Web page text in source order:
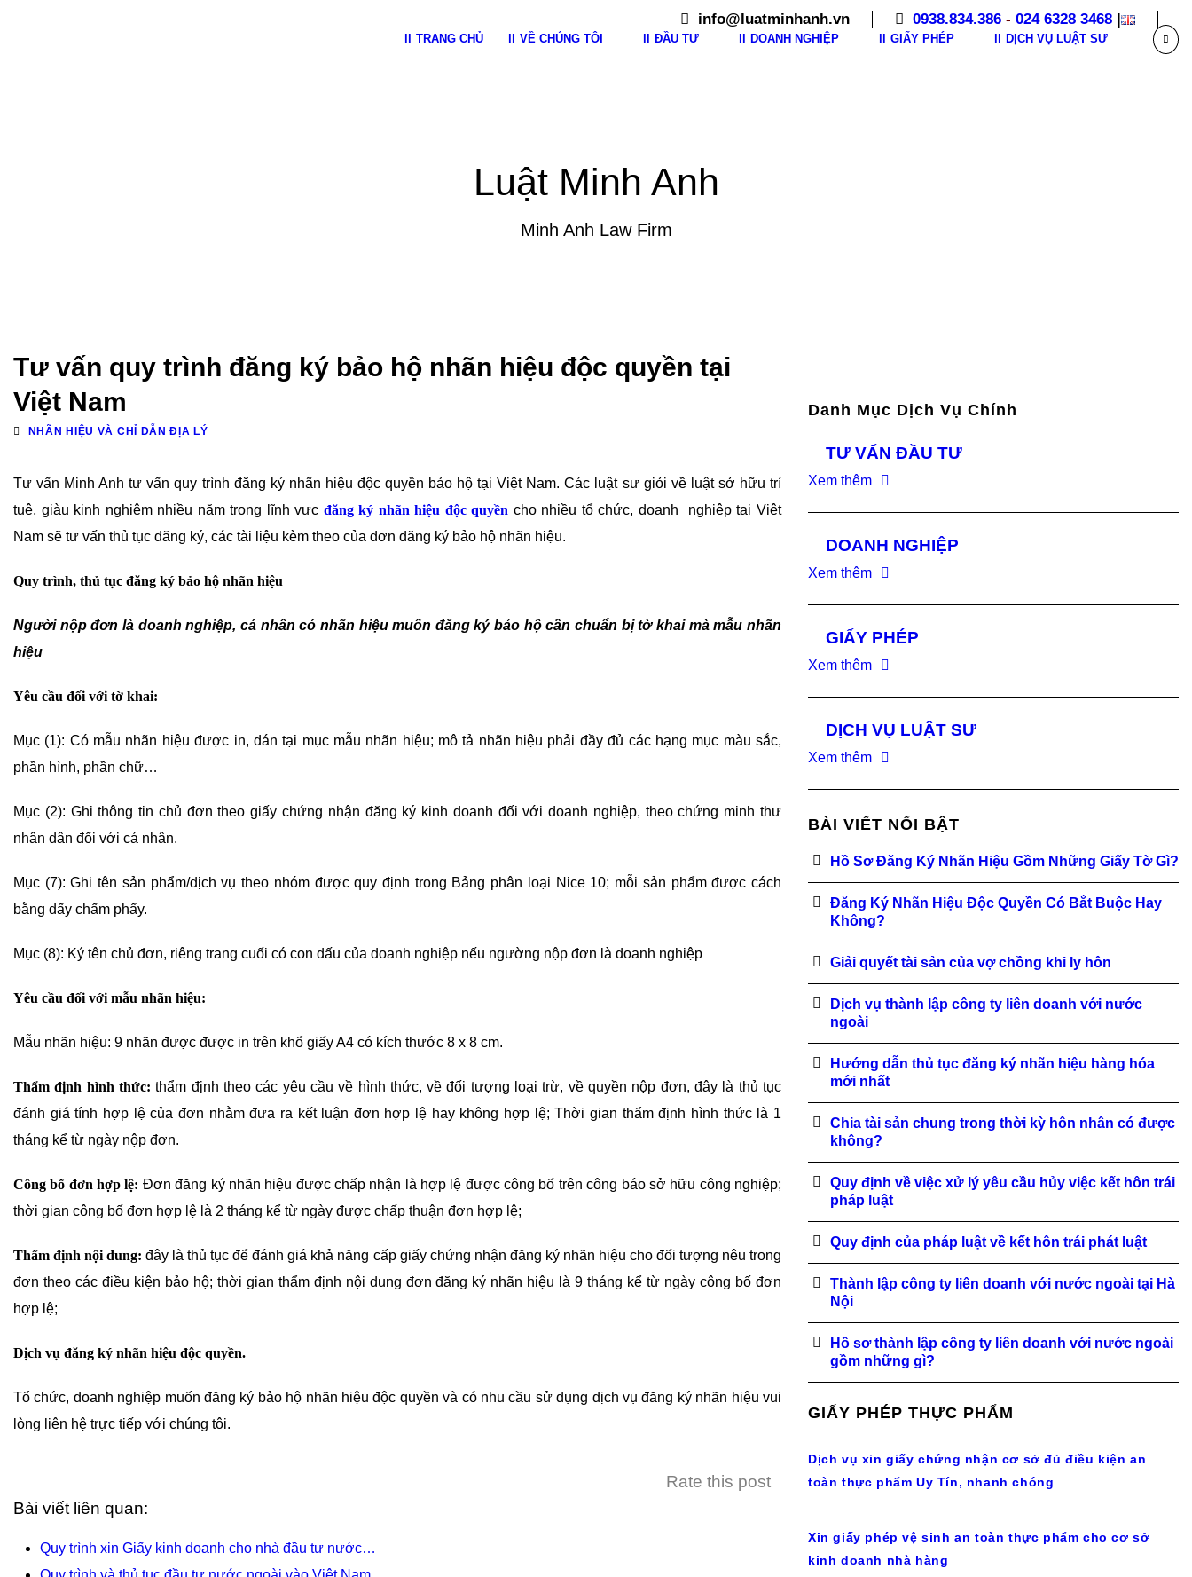
info@luatminhanh.vn 0938.834.386 - 024 6328 3468 |
TRANG CHỦ VỀ CHÚNG TÔI ĐẦU TƯ DOANH NGHIỆP GIẤY PHÉP DỊCH VỤ LUẬT SƯ
Luật Minh Anh
Minh Anh Law Firm
Tư vấn quy trình đăng ký bảo hộ nhãn hiệu độc quyền tại
Việt Nam
NHÃN HIỆU VÀ CHỈ DẪN ĐỊA LÝ
Tư vấn Minh Anh tư vấn quy trình đăng ký nhãn hiệu độc quyền bảo hộ tại Việt Nam. Các luật sư giỏi về luật sở hữu trí
tuệ, giàu kinh nghiệm nhiều năm trong lĩnh vực đăng ký nhãn hiệu độc quyền cho nhiều tổ chức, doanh nghiệp tại Việt
Nam sẽ tư vấn thủ tục đăng ký, các tài liệu kèm theo của đơn đăng ký bảo hộ nhãn hiệu.
Quy trình, thủ tục đăng ký bảo hộ nhãn hiệu
Người nộp đơn là doanh nghiệp, cá nhân có nhãn hiệu muốn đăng ký bảo hộ cần chuẩn bị tờ khai mà mẫu nhãn
hiệu
Yêu cầu đối với tờ khai:
Mục (1): Có mẫu nhãn hiệu được in, dán tại mục mẫu nhãn hiệu; mô tả nhãn hiệu phải đầy đủ các hạng mục màu sắc,
phần hình, phần chữ…
Mục (2): Ghi thông tin chủ đơn theo giấy chứng nhận đăng ký kinh doanh đối với doanh nghiệp, theo chứng minh thư
nhân dân đối với cá nhân.
Mục (7): Ghi tên sản phẩm/dịch vụ theo nhóm được quy định trong Bảng phân loại Nice 10; mỗi sản phẩm được cách
bằng dấy chấm phẩy.
Mục (8): Ký tên chủ đơn, riêng trang cuối có con dấu của doanh nghiệp nếu ngường nộp đơn là doanh nghiệp
Yêu cầu đối với mẫu nhãn hiệu:
Mẫu nhãn hiệu: 9 nhãn được được in trên khổ giấy A4 có kích thước 8 x 8 cm.
Thẩm định hình thức:thẩm định theo các yêu cầu về hình thức, về đối tượng loại trừ, về quyền nộp đơn, đây là thủ tục
đánh giá tính hợp lệ của đơn nhằm đưa ra kết luận đơn hợp lệ hay không hợp lệ; Thời gian thẩm định hình thức là 1
tháng kể từ ngày nộp đơn.
Công bố đơn hợp lệ: Đơn đăng ký nhãn hiệu được chấp nhận là hợp lệ được công bố trên công báo sở hữu công nghiệp;
thời gian công bố đơn hợp lệ là 2 tháng kể từ ngày được chấp thuận đơn hợp lệ;
Thẩm định nội dung: đây là thủ tục để đánh giá khả năng cấp giấy chứng nhận đăng ký nhãn hiệu cho đối tượng nêu trong
đơn theo các điều kiện bảo hộ; thời gian thẩm định nội dung đơn đăng ký nhãn hiệu là 9 tháng kể từ ngày công bố đơn
hợp lệ;
Dịch vụ đăng ký nhãn hiệu độc quyền.
Tổ chức, doanh nghiệp muốn đăng ký bảo hộ nhãn hiệu độc quyền và có nhu cầu sử dụng dịch vụ đăng ký nhãn hiệu vui
lòng liên hệ trực tiếp với chúng tôi.
Rate this post
Bài viết liên quan:
Quy trình xin Giấy kinh doanh cho nhà đầu tư nước…
Danh Mục Dịch Vụ Chính
TƯ VẤN ĐẦU TƯ
Xem thêm
DOANH NGHIỆP
Xem thêm
GIẤY PHÉP
Xem thêm
DỊCH VỤ LUẬT SƯ
Xem thêm
BÀI VIẾT NỔI BẬT
Hồ Sơ Đăng Ký Nhãn Hiệu Gồm Những Giấy Tờ Gì?
Đăng Ký Nhãn Hiệu Độc Quyền Có Bắt Buộc Hay
Không?
Giải quyết tài sản của vợ chồng khi ly hôn
Dịch vụ thành lập công ty liên doanh với nước
ngoài
Hướng dẫn thủ tục đăng ký nhãn hiệu hàng hóa
mới nhất
Chia tài sản chung trong thời kỳ hôn nhân có được
không?
Quy định về việc xử lý yêu cầu hủy việc kết hôn trái
pháp luật
Quy định của pháp luật về kết hôn trái phát luật
Thành lập công ty liên doanh với nước ngoài tại Hà
Nội
Hồ sơ thành lập công ty liên doanh với nước ngoài
gồm những gì?
GIẤY PHÉP THỰC PHẨM
Dịch vụ xin giấy chứng nhận cơ sở đủ điều kiện an
toàn thực phẩm Uy Tín, nhanh chóng
Xin giấy phép vệ sinh an toàn thực phẩm cho cơ sở
kinh doanh nhà hàng